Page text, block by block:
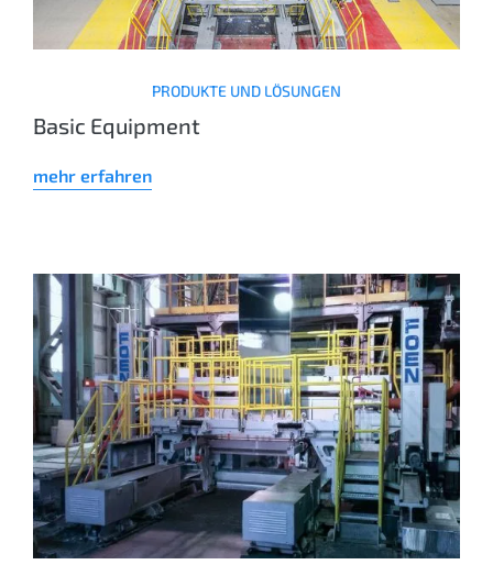
PRODUKTE UND LÖSUNGEN
Basic Equipment
mehr erfahren